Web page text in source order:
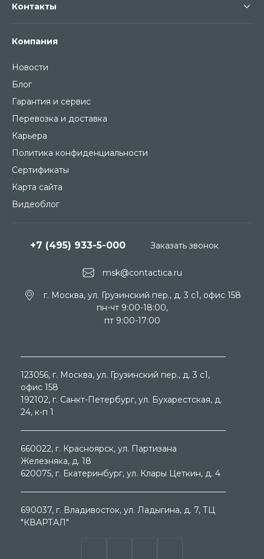
Компания
Новости
Блог
Гарантия и сервис
Перевозка и доставка
Карьера
Политика конфиденциальности
Сертификаты
Карта сайта
Видеоблог
Контакты
msk@contactica.ru
+7 (495) 933-5-000
г. Москва, ул. Грузинский пер., д. 3 c1, офис 158
пн-чт 9:00-18:00,
пт 9:00-17:00
Заказать звонок
123056, г. Москва, ул. Грузинский пер., д. 3 c1,
офис 158
192102, г. Санкт-Петербург, ул. Бухарестская, д.
24, к-п 1
660022, г. Красноярск, ул. Партизана
Железняка, д. 18
620075, г. Екатеринбург, ул. Клары Цеткин, д. 4
690037, г. Владивосток, ул. Ладыгина, д. 7, ТЦ
"КВАРТАЛ"